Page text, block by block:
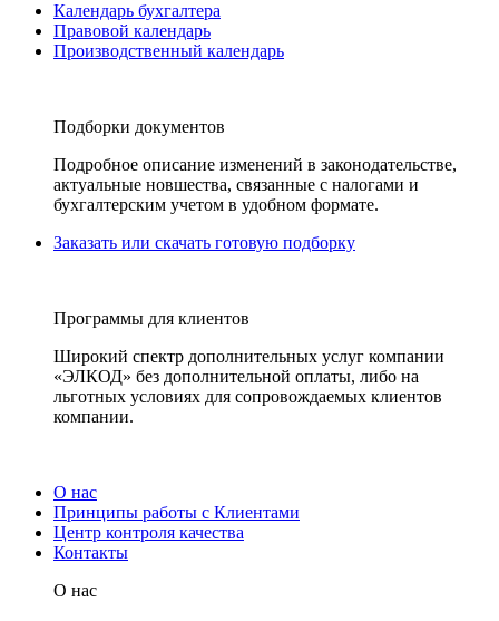
Календарь бухгалтера
Правовой календарь
Производственный календарь
Подборки документов
Подробное описание изменений в законодательстве,
актуальные новшества, связанные с налогами и
бухгалтерским учетом в удобном формате.
Заказать или скачать готовую подборку
Программы для клиентов
Широкий спектр дополнительных услуг компании
«ЭЛКОД» без дополнительной оплаты, либо на
льготных условиях для сопровождаемых клиентов
компании.
О нас
Принципы работы с Клиентами
Центр контроля качества
Контакты
О нас